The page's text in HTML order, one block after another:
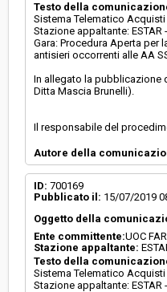
Testo della
Sistema Telematico
Stazione appaltante: ESTAR -
Gara: Procedura Aperta
antisieri occorrenti alle AA
In allegato la pubblicazione
Ditta Mascia Brunelli).
Il responsabile del
Autore della
ID: 700169
Pubblicato il: 15/07/2019
Oggetto della
Ente committente:UOC
Stazione appaltante:
Testo della
Sistema Telematico
Stazione appaltante: ESTAR -